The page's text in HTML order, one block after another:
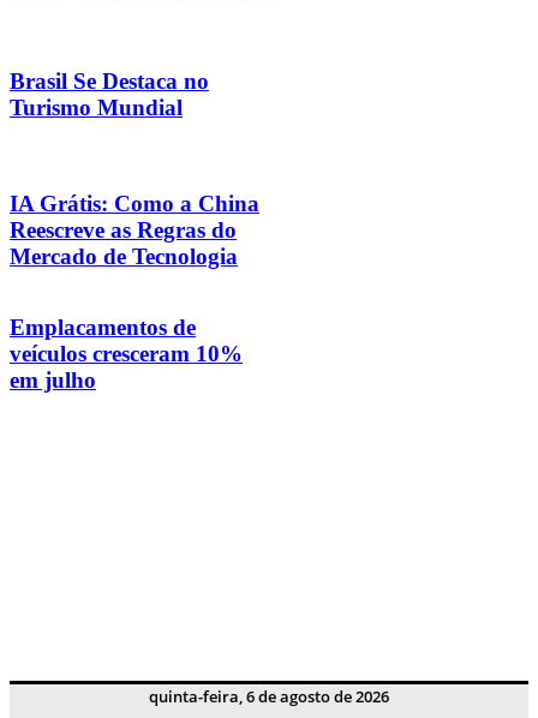
Brasil Se Destaca no
Turismo Mundial
IA Grátis: Como a China
Reescreve as Regras do
Mercado de Tecnologia
Emplacamentos de
veículos cresceram 10%
em julho
quinta-feira, 6 de agosto de 2026